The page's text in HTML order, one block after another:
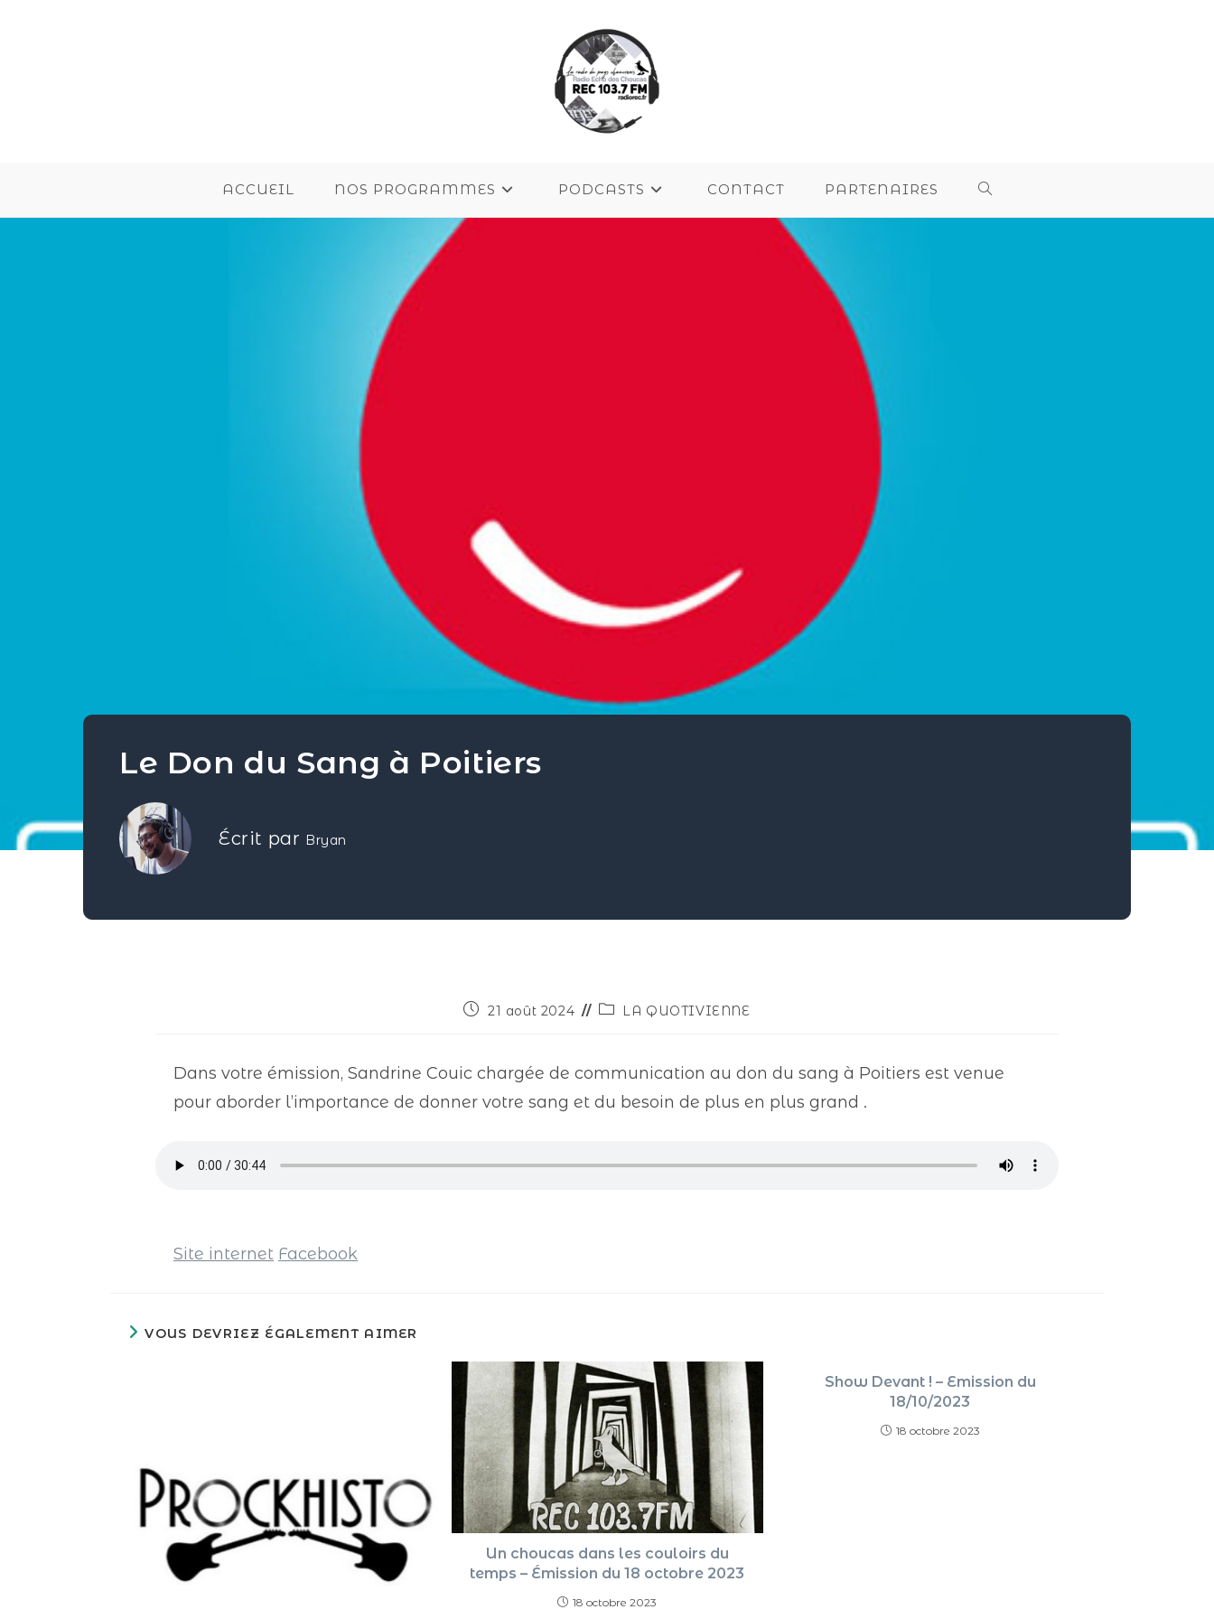
ACCUEIL NOS PROGRAMMES PODCASTS CONTACT PARTENAIRES
Le Don du Sang à Poitiers
Écrit par Bryan
21 août 2024 LA QUOTIVIENNE
Dans votre émission, Sandrine Couic chargée de communication au don du sang à Poitiers est venue
pour aborder l’importance de donner votre sang et du besoin de plus en plus grand .
Site internet Facebook
VOUS DEVRIEZ ÉGALEMENT AIMER
Un choucas dans les couloirs du
temps – Émission du 18 octobre 2023
18 octobre 2023
Show Devant ! – Emission du
18/10/2023
18 octobre 2023